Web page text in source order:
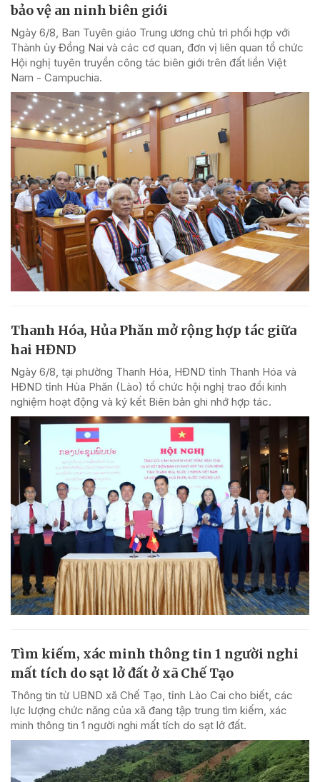
bảo vệ an ninh biên giới
Ngày 6/8, Ban Tuyên giáo Trung ương chủ trì phối hợp với
Thành ủy Đồng Nai và các cơ quan, đơn vị liên quan tổ chức
Hội nghị tuyên truyền công tác biên giới trên đất liền Việt
Nam - Campuchia.
Thanh Hóa, Hủa Phăn mở rộng hợp tác giữa
hai HĐND
Ngày 6/8, tại phường Thanh Hóa, HĐND tỉnh Thanh Hóa và
HĐND tỉnh Hủa Phăn (Lào) tổ chức hội nghị trao đổi kinh
nghiệm hoạt động và ký kết Biên bản ghi nhớ hợp tác.
Tìm kiếm, xác minh thông tin 1 người nghi
mất tích do sạt lở đất ở xã Chế Tạo
Thông tin từ UBND xã Chế Tạo, tỉnh Lào Cai cho biết, các
lực lượng chức năng của xã đang tập trung tìm kiếm, xác
minh thông tin 1 người nghi mất tích do sạt lở đất.